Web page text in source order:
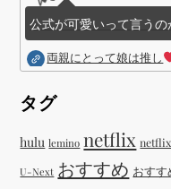
公式が可愛いって言う
両親にとって娘は推し
タグ
hulu lemino netflix
U-Next おすすめ おすす